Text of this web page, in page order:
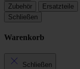
Zubehör
Ersatzteile
Schließen
Warenkorb
Schließen